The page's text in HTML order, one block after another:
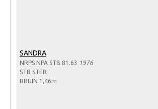
Zoek een NRPS paard
SANDRA
NRPS NPA STB 81.63
1976
STB STER
BRUIN 1,46m